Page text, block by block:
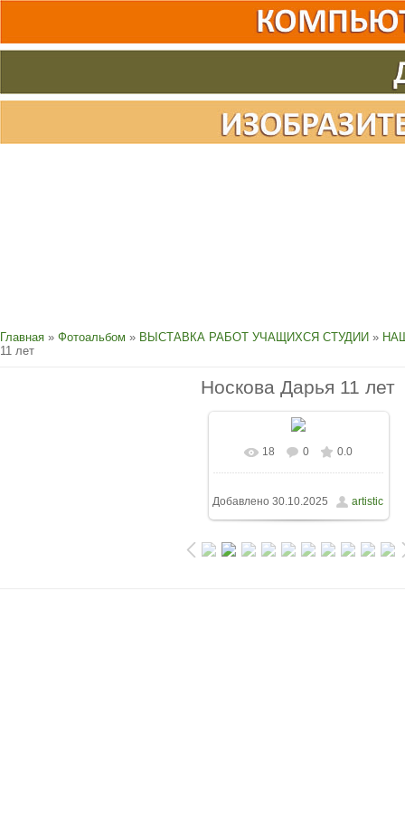
Главная » Фотоальбом » ВЫСТАВКА РАБОТ УЧАЩИХСЯ СТУДИИ »
11 лет
Носкова Дарья 11 лет
18 0 0.0
Добавлено 30.10.2025 artistic